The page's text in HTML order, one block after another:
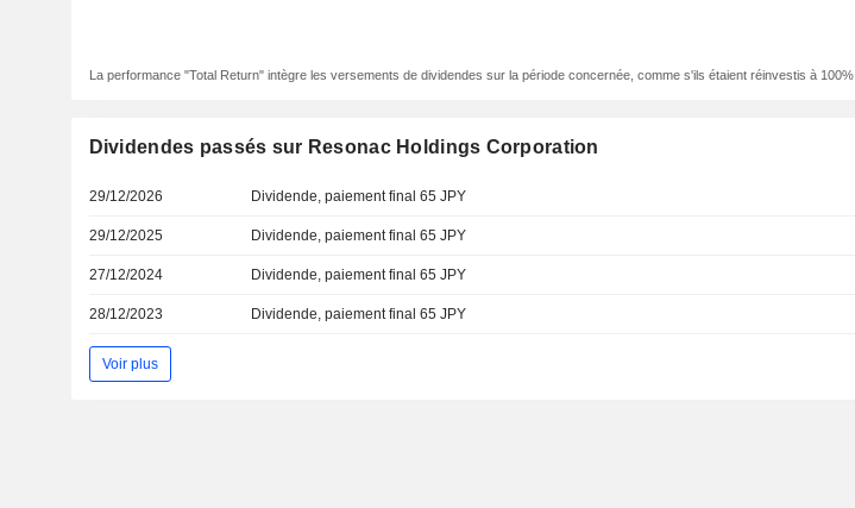
La performance "Total Return" intègre les versements de dividendes sur la période concernée, comme s'ils étaient réinvestis à 100%.
Dividendes passés sur Resonac Holdings Corporation
29/12/2026 Dividende, paiement final 65 JPY
29/12/2025 Dividende, paiement final 65 JPY
27/12/2024 Dividende, paiement final 65 JPY
28/12/2023 Dividende, paiement final 65 JPY
Voir plus